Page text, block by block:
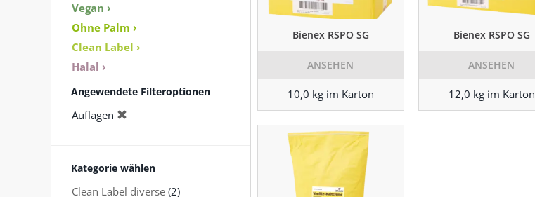
Vegan ›
Ohne Palm ›
Clean Label ›
Halal ›
Angewendete Filteroptionen
Auflagen
Kategorie wählen
Clean Label diverse (2)
Bienex RSPO SG
ANSEHEN
10,0 kg im Karton
Bienex RSPO SG
ANSEHEN
12,0 kg im Karton